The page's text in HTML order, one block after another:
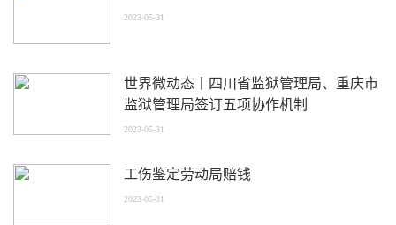
2023-05-31
世界微动态丨四川省监狱管理局、重庆市
监狱管理局签订五项协作机制
2023-05-31
工伤鉴定劳动局赔钱
2023-05-31